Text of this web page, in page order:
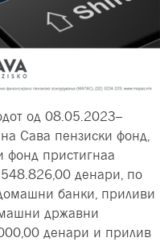
од 08.05.2023–
Сава пензиски фонд,
фонд пристигнаа
денари, по
банки, приливи
државни
денари и прилив